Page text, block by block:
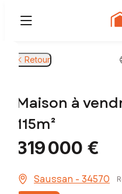
Retour
Maison à
115m²
319 000 €
Saussan - 34570